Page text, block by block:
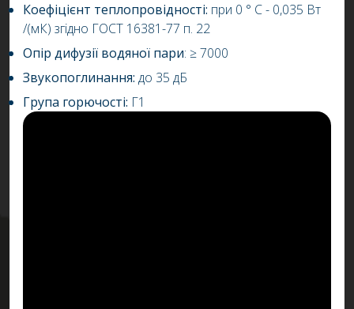
Коефіцієнт теплопровідності: при 0 ° С - 0,035 Вт
/(мК) згідно ГОСТ 16381-77 п. 22
Опір дифузії водяної пари: ≥ 7000
Звукопоглинання: до 35 дБ
Група горючості: Г1